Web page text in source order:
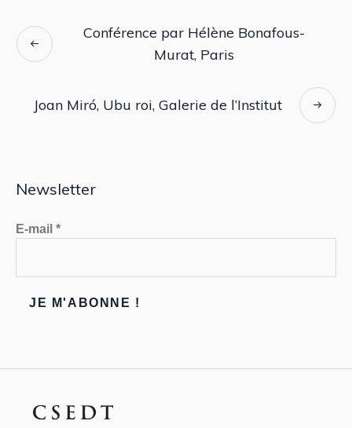
Conférence par Hélène Bonafous-
Murat, Paris
Joan Miró, Ubu roi, Galerie de l’Institut
Newsletter
E-mail *